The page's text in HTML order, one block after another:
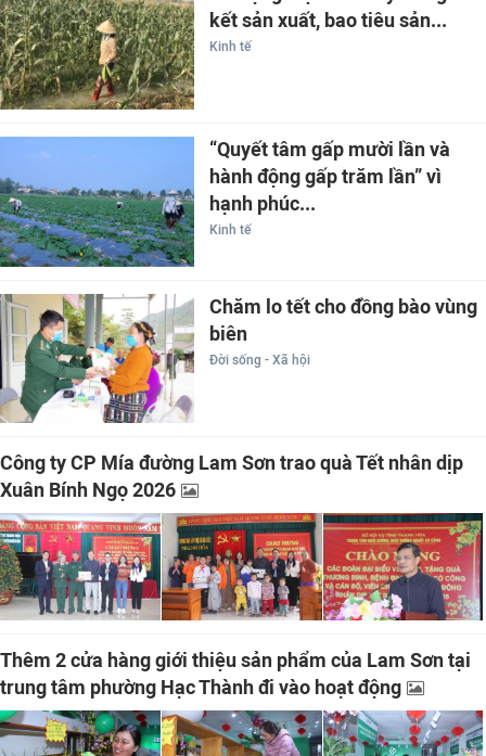
kết sản xuất, bao tiêu sản...
Kinh tế
“Quyết tâm gấp mười lần và
hành động gấp trăm lần” vì
hạnh phúc...
Kinh tế
Chăm lo tết cho đồng bào vùng
biên
Đời sống - Xã hội
Công ty CP Mía đường Lam Sơn trao quà Tết nhân dịp
Xuân Bính Ngọ 2026
Thêm 2 cửa hàng giới thiệu sản phẩm của Lam Sơn tại
trung tâm phường Hạc Thành đi vào hoạt động